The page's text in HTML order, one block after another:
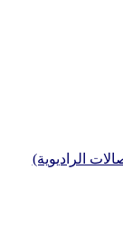
الراديوية)